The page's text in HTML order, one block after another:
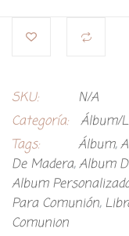
SKU:
N/A
Categoría:
Álbum/
Tags:
Álbum,
De Madera,Album
Album
Para Comunión,
Comunion